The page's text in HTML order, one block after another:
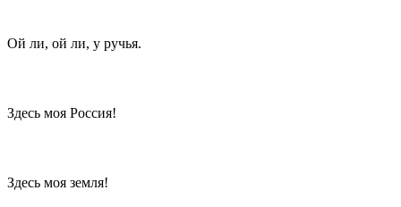
Ой ли, ой ли, у ручья.
Здесь моя Россия!
Здесь моя земля!